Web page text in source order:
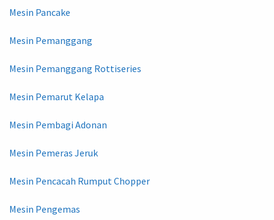
Mesin Pancake
Mesin Pemanggang
Mesin Pemanggang Rottiseries
Mesin Pemarut Kelapa
Mesin Pembagi Adonan
Mesin Pemeras Jeruk
Mesin Pencacah Rumput Chopper
Mesin Pengemas